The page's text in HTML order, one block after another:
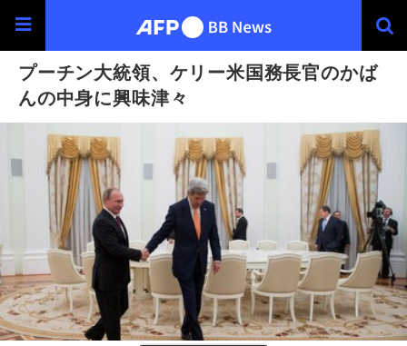
プーチン大統領、ケリー米国務長官のかば
んの中身に興味津々